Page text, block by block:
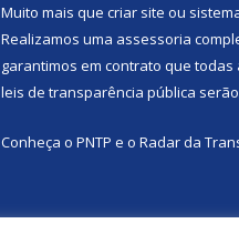
Muito mais que criar site ou
Realizamos uma assessoria
garantimos em contrato que todas
leis de transparência pública
Conheça o PNTP e o Radar da